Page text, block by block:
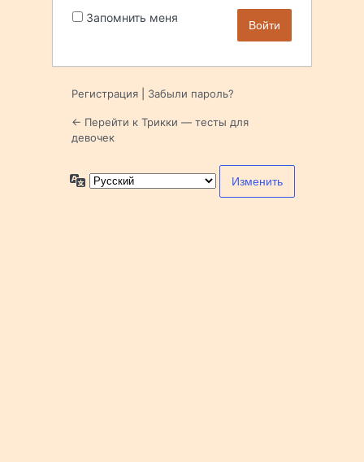
Запомнить меня
Регистрация Забыли пароль?
← Перейти к Трикки — тесты для
девочек
Язык